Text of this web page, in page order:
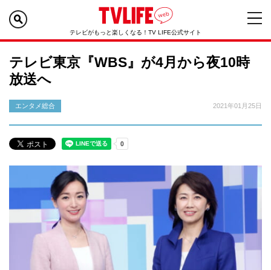
テレビがもっと楽しくなる！TV LIFE公式サイト
テレビ東京『WBS』が4月から夜10時
放送へ
エンタメ総合 2021年01月25日